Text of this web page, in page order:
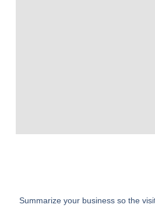
Summarize your business so the